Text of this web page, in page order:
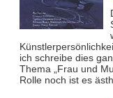
ich schreibe dies
Thema „Frau und
Rolle noch ist es